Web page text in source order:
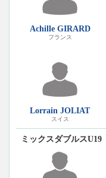
Achille GIRARD
フランス
Lorrain JOLIAT
スイス
ミックスダブルスU19